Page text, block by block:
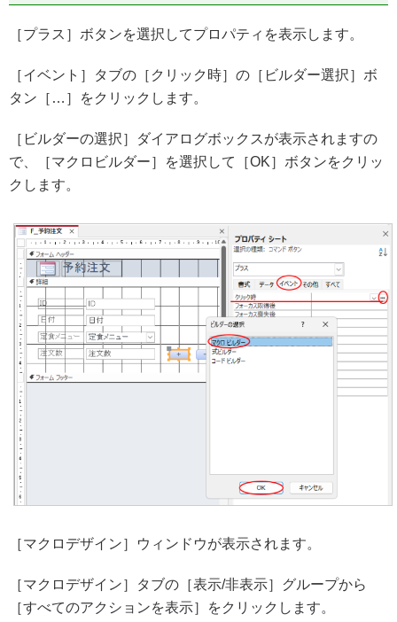
［プラス］ボタンを選択してプロパティを表示します。
［イベント］タブの［クリック時］の［ビルダー選択］ボ
タン［…］をクリックします。
［ビルダーの選択］ダイアログボックスが表示されますの
で、［マクロビルダー］を選択して［OK］ボタンをクリッ
クします。
［マクロデザイン］ウィンドウが表示されます。
［マクロデザイン］タブの［表示/非表示］グループから
［すべてのアクションを表示］をクリックします。